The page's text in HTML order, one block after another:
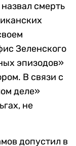
смерть
Зеленского
эпизодов»
В связи с
деле»
не
допустил в